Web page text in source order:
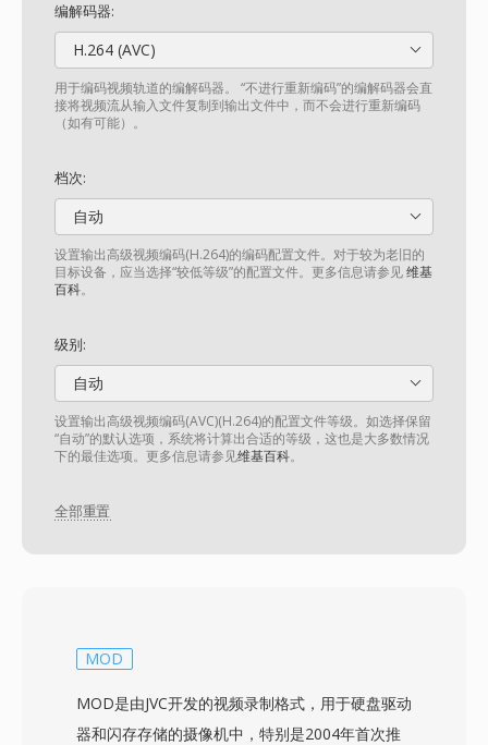
编解码器:
H.264 (AVC)
用于编码视频轨道的编解码器。 “不进行重新编码”的编解码器会直
接将视频流从输入文件复制到输出文件中，而不会进行重新编码
（如有可能）。
档次:
自动
设置输出高级视频编码(H.264)的编码配置文件。对于较为老旧的
目标设备，应当选择“较低等级”的配置文件。更多信息请参见维基
百科。
级别:
自动
设置输出高级视频编码(AVC)(H.264)的配置文件等级。如选择保留
“自动”的默认选项，系统将计算出合适的等级，这也是大多数情况
下的最佳选项。更多信息请参见维基百科。
全部重置
MOD
MOD是由JVC开发的视频录制格式，用于硬盘驱动
器和闪存存储的摄像机中，特别是2004年首次推